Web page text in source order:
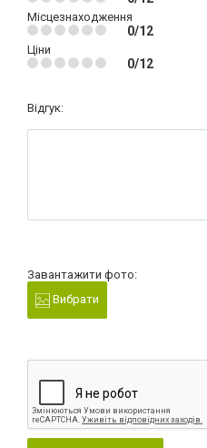
Місцезнаходження
0/12
Ціни
0/12
Відгук:
Завантажити фото:
Вибрати